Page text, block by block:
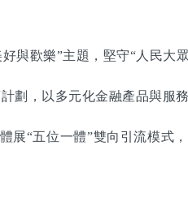
歡樂”主題，堅守“人民大眾
，以多元化金融產品與服務
“五位一體”雙向引流模式